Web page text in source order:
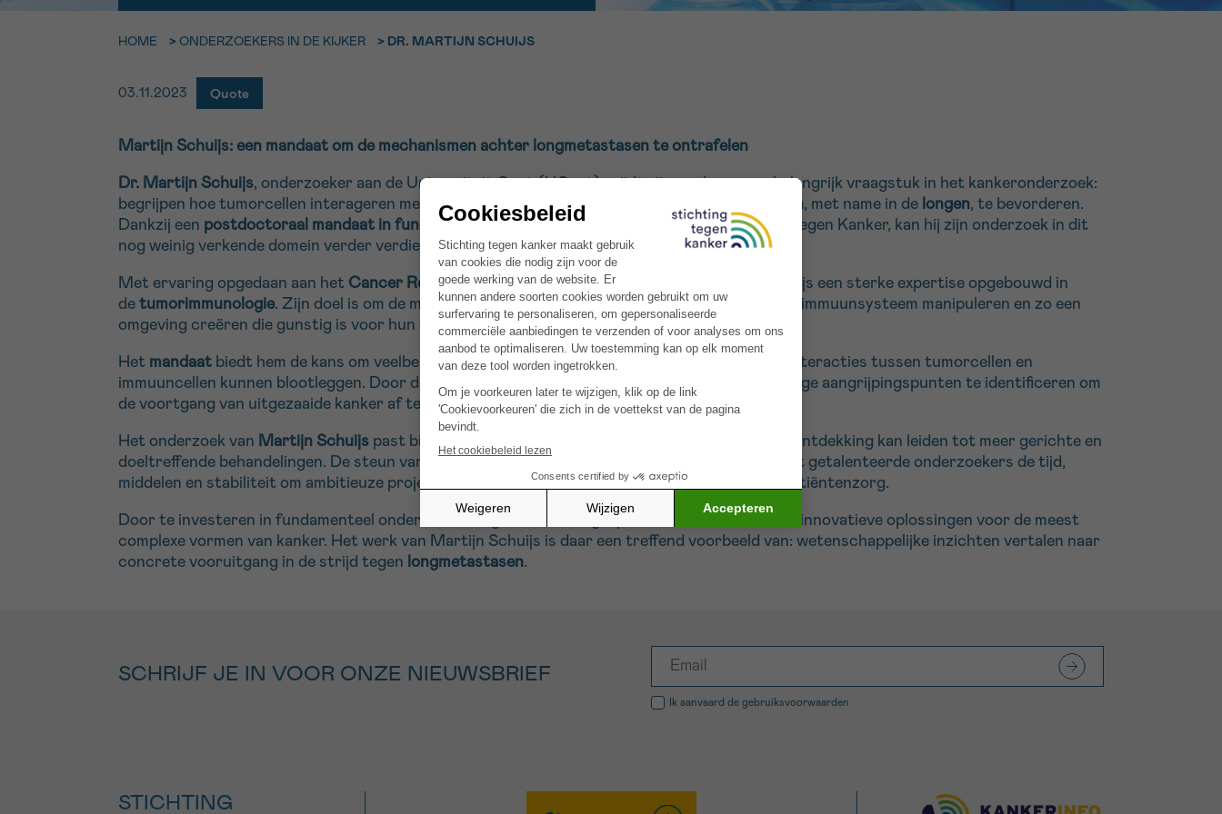
HOME > ONDERZOEKERS IN DE KIJKER > DR. MARTIJN SCHUIJS
03.11.2023 Quote
Martijn Schuijs: een mandaat om de mechanismen achter longmetastasen te ontrafelen
Dr. Martijn Schuijs, onderzoeker aan de Universiteit Gent (UGent), wijdt zijn werk aan een belangrijk vraagstuk in het kankeronderzoek:
begrijpen hoe tumorcellen interageren met het immuunsysteem om de vorming van
metastasen, met name in de longen, te bevorderen.
Dankzij een postdoctoraal mandaat in fundamenteel onderzoek , toegekend door de Stichting tegen Kanker, kan hij zijn onderzoek in dit
nog weinig verkende domein verder verdiepen.
Met ervaring opgedaan aan het Cancer Research UK Cambridge Institute
, heeft Martijn Schuijs een sterke expertise opgebouwd in
de tumorimmunologie. Zijn doel is om de mechanismen te ontrafelen waarmee kankercellen het immuunsysteem manipuleren en zo een
omgeving creëren die gunstig is voor hun verspreiding naar andere organen.
Het mandaat biedt hem de kans om veelbelovende onderzoekspistes te volgen die belangrijke interacties tussen tumorcellen en
immuuncellen kunnen blootleggen. Door deze processen beter te begrijpen, hoopt hij vroegtijdige aangrijpingspunten te identificeren om
de voortgang van uitgezaaide kanker af te remmen of zelfs te voorkomen.
Het onderzoek van Martijn Schuijs past binnen de visie van precisiegeneeskunde, waarbij elke ontdekking kan leiden tot meer gerichte en
doeltreffende behandelingen. De steun van de Stichting tegen Kanker is hierin cruciaal: ze biedt getalenteerde onderzoekers de tijd,
middelen en stabiliteit om ambitieuze projecten te realiseren, met directe voordelen voor de patiëntenzorg.
Door te investeren in fundamenteel onderzoek draagt de Stichting bij aan het ontwikkelen van innovatieve oplossingen voor de meest
complexe vormen van kanker. Het werk van Martijn Schuijs is daar een treffend voorbeeld van: wetenschappelijke inzichten vertalen naar
concrete vooruitgang in de strijd tegen longmetastasen.
SCHRIJF JE IN VOOR ONZE NIEUWSBRIEF
Ik aanvaard de gebruiksvoorwaarden
Bel ons op 0800 15 802
worden
Kankerinfo
EMAIL
Ja, stuur mij de nieuwsbrief
Ik aanvaard degebruiksvoorwaarden
13h-16h 16h-18h
STICHTING